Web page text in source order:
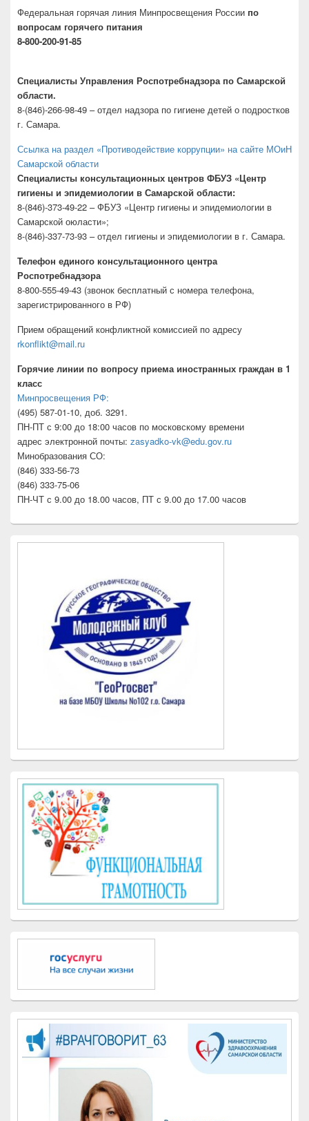
Федеральная горячая линия Минпросвещения России по
вопросам горячего питания
8-800-200-91-85
Специалисты Управления Роспотребнадзора по Самарской
области.
8-(846)-266-98-49 – отдел надзора по гигиене детей о подростков
г. Самара.
Ссылка на раздел «Противодействие коррупции» на сайте МОиН
Самарской области
Специалисты консультационных центров ФБУЗ «Центр
гигиены и эпидемиологии в Самарской области:
8-(846)-373-49-22 – ФБУЗ «Центр гигиены и эпидемиологии в
Самарской оюласти»;
8-(846)-337-73-93 – отдел гигиены и эпидемиологии в г. Самара.
Телефон единого консультационного центра
Роспотребнадзора
8-800-555-49-43 (звонок бесплатный с номера телефона,
зарегистрированного в РФ)
Прием обращений конфликтной комиссией по адресу
rkonflikt@mail.ru
Горячие линии по вопросу приема иностранных граждан в 1
класс
Минпросвещения РФ:
(495) 587-01-10, доб. 3291.
ПН-ПТ с 9:00 до 18:00 часов по московскому времени
адрес электронной почты: zasyadko-vk@edu.gov.ru
Минобразования СО:
(846) 333-56-73
(846) 333-75-06
ПН-ЧТ с 9.00 до 18.00 часов, ПТ с 9.00 до 17.00 часов